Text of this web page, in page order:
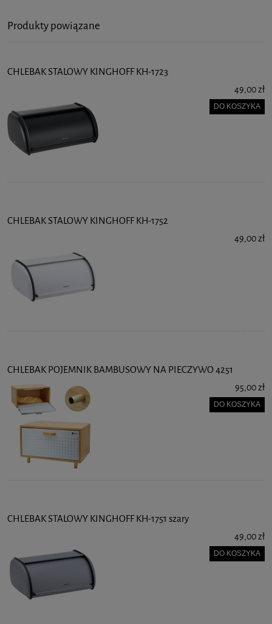
Produkty powiązane
CHLEBAK STALOWY KINGHOFF KH-1723
49,00 zł
DO KOSZYKA
CHLEBAK STALOWY KINGHOFF KH-1752
49,00 zł
CHLEBAK POJEMNIK BAMBUSOWY NA PIECZYWO 4251
95,00 zł
DO KOSZYKA
CHLEBAK STALOWY KINGHOFF KH-1751 szary
49,00 zł
DO KOSZYKA